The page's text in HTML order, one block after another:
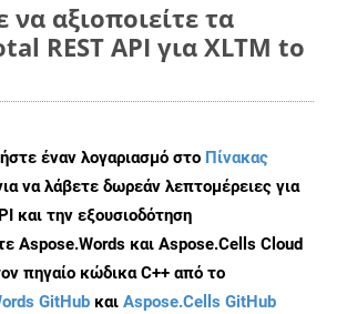
να αξιοποιείτε τα
REST API για XLTM to
έναν λογαριασμό στο Πίνακας
να λάβετε δωρεάν λεπτομέρειες για
και την εξουσιοδότηση
Aspose.Words και Aspose.Cells Cloud
πηγαίο κώδικα C++ από το
GitHub και Aspose.Cells GitHub